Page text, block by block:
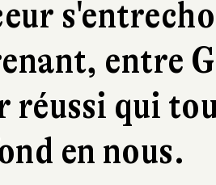
entre
réussi qui
en nous.